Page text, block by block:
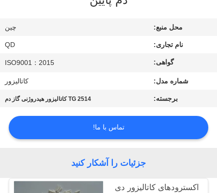
کیفیت
بگیرید
اخبار
موارد
محل منبع: چین
نام تجاری: QD
گواهی: ISO9001：2015
شماره مدل: کاتالیزور
برجسته: TG 2514 کاتالیزور هیدروژنی گاز دم
تماس با ما!
جزئیات را آشکار کنید
اکسترودهای كاتالیزور دی